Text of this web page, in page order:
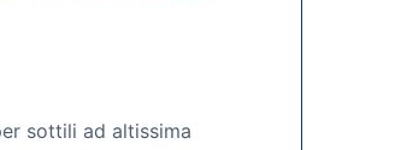
sottili ad altissima